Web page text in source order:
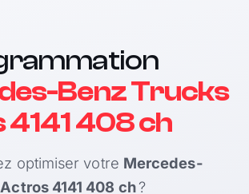
Benz Trucks
408 ch
optimiser votre Mercedes-
4141 408 ch?